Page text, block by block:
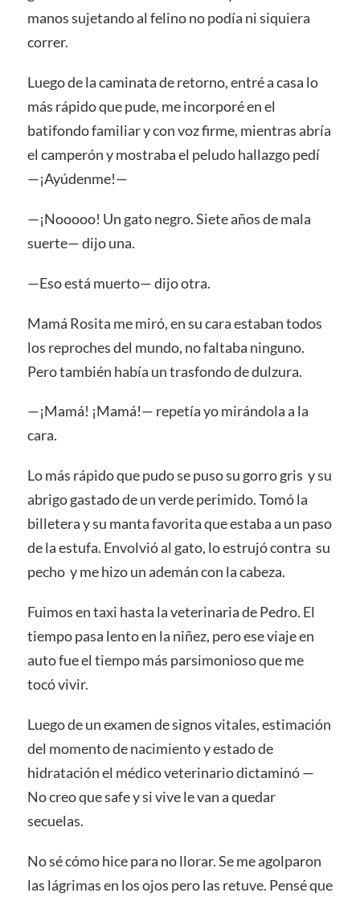
manos sujetando al felino no podía ni siquiera
correr.
Luego de la caminata de retorno, entré a casa lo
más rápido que pude, me incorporé en el
batifondo familiar y con voz firme, mientras abría
el camperón y mostraba el peludo hallazgo pedí
—¡Ayúdenme!—
—¡Nooooo! Un gato negro. Siete años de mala
suerte— dijo una.
—Eso está muerto— dijo otra.
Mamá Rosita me miró, en su cara estaban todos
los reproches del mundo, no faltaba ninguno.
Pero también había un trasfondo de dulzura.
—¡Mamá! ¡Mamá!— repetía yo mirándola a la
cara.
Lo más rápido que pudo se puso su gorro gris y su
abrigo gastado de un verde perimido. Tomó la
billetera y su manta favorita que estaba a un paso
de la estufa. Envolvió al gato, lo estrujó contra su
pecho y me hizo un ademán con la cabeza.
Fuimos en taxi hasta la veterinaria de Pedro. El
tiempo pasa lento en la niñez, pero ese viaje en
auto fue el tiempo más parsimonioso que me
tocó vivir.
Luego de un examen de signos vitales, estimación
del momento de nacimiento y estado de
hidratación el médico veterinario dictaminó —
No creo que safe y si vive le van a quedar
secuelas.
No sé cómo hice para no llorar. Se me agolparon
las lágrimas en los ojos pero las retuve. Pensé que